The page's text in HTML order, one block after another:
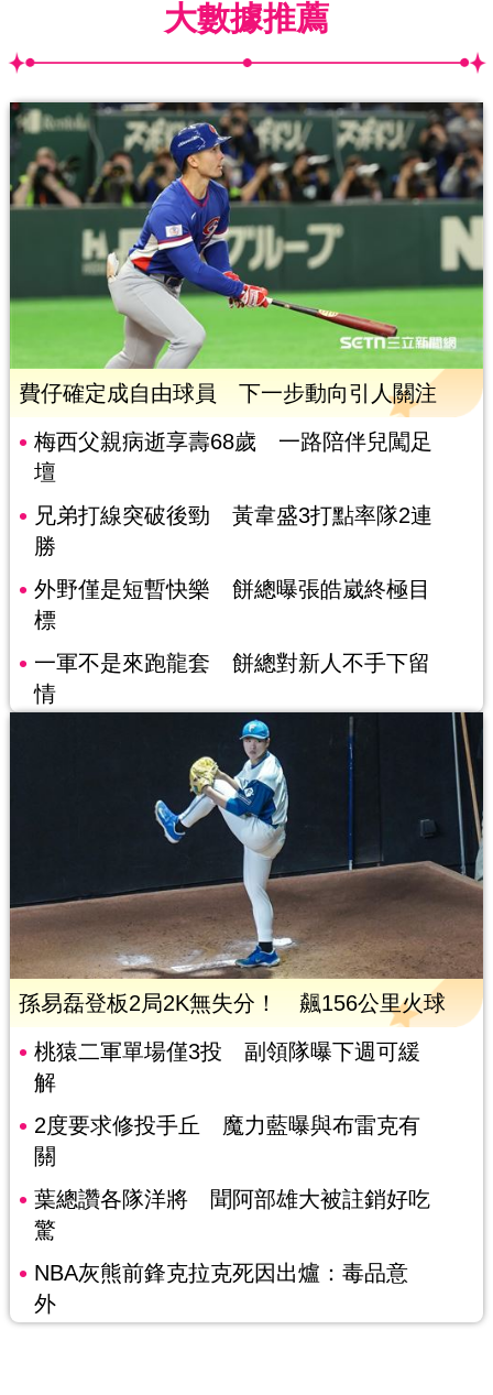
大數據推薦
費仔確定成自由球員 下一步動向引人關注
梅西父親病逝享壽68歲 一路陪伴兒闖足
壇
兄弟打線突破後勁 黃韋盛3打點率隊2連
勝
外野僅是短暫快樂 餅總曝張皓崴終極目
標
一軍不是來跑龍套 餅總對新人不手下留
情
孫易磊登板2局2K無失分！ 飆156公里火球
桃猿二軍單場僅3投 副領隊曝下週可緩
解
2度要求修投手丘 魔力藍曝與布雷克有
關
葉總讚各隊洋將 聞阿部雄大被註銷好吃
驚
NBA灰熊前鋒克拉克死因出爐：毒品意
外